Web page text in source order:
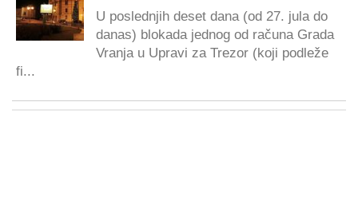
U poslednjih deset dana (od 27. jula do
danas) blokada jednog od računa Grada
Vranja u Upravi za Trezor (koji podleže
fi...